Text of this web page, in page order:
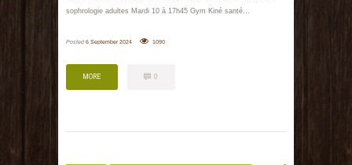
sophrologie adultes Mardi 10 à 17h45 Gym Kiné santé...
Posted 6 September 2024 1090
MORE 0